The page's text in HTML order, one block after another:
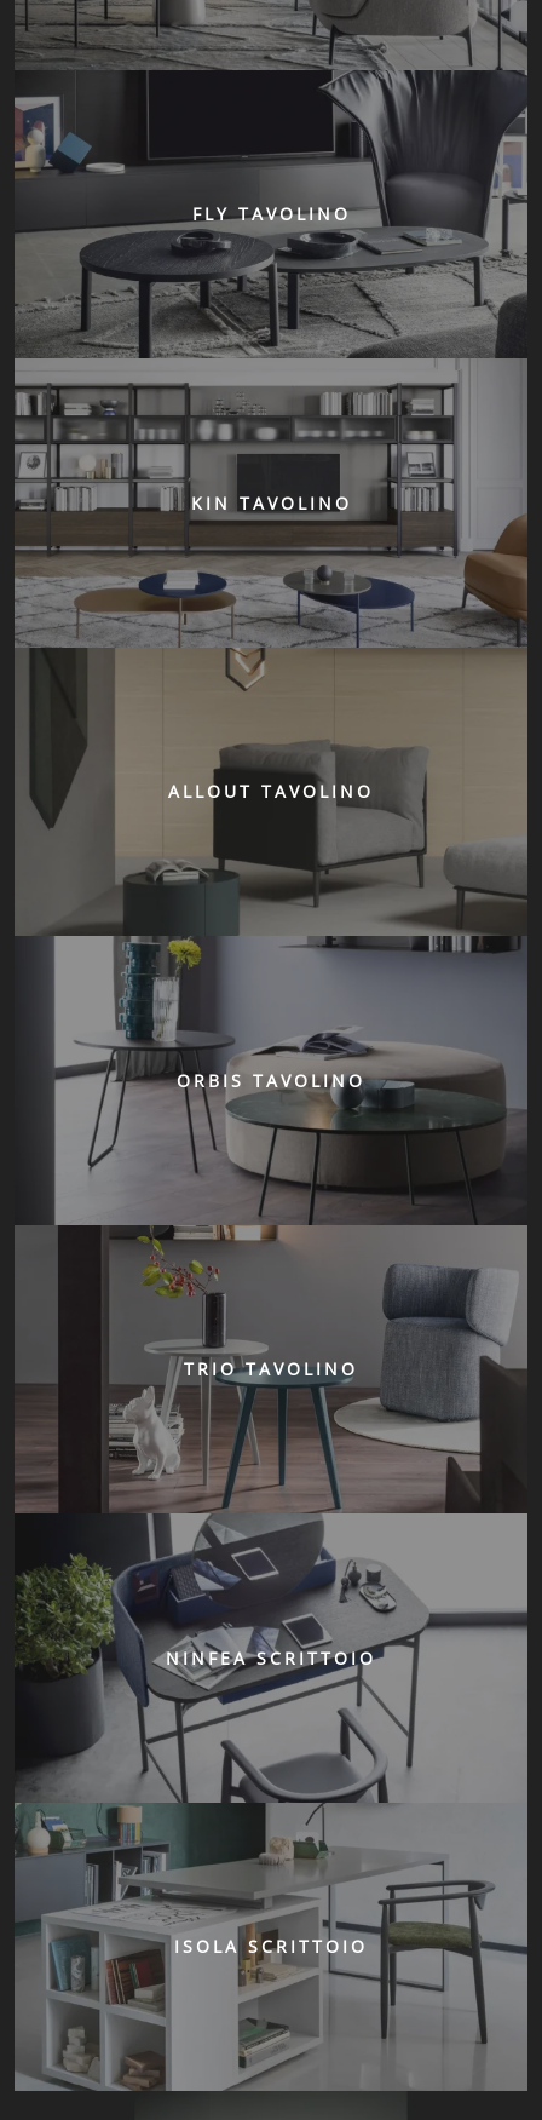
FLY TAVOLINO
KIN TAVOLINO
ALLOUT TAVOLINO
ORBIS TAVOLINO
TRIO TAVOLINO
NINFEA SCRITTOIO
ISOLA SCRITTOIO